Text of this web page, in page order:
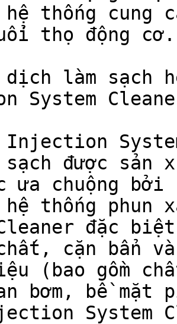
hệ thống
thọ động cơ.
dịch làm sạch
System
Injection
sạch được sản
ưa chuộng
thống phun
Cleaner đặc
cặn bẩn
(bao gồm
bơm, bề
System